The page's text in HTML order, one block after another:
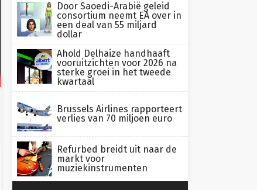
Door Saoedi-Arabië geleid
consortium neemt EA over in
een deal van 55 miljard
dollar
Ahold Delhaize handhaaft
vooruitzichten voor 2026 na
sterke groei in het tweede
kwartaal
Brussels Airlines rapporteert
verlies van 70 miljoen euro
Refurbed breidt uit naar de
markt voor
muziekinstrumenten